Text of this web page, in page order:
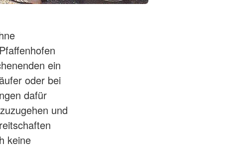
ein
oder bei
dafür
und
keine